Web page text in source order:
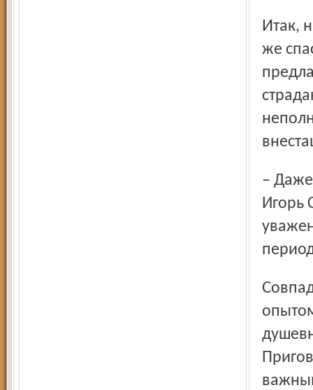
Итак, наше общество нездорово уже в массе своей. В чём
же
– Даже пациенты с тяжёлыми заболеваниями, – говорит
Игорь
Совпадает ли мнение психиатров с историческим